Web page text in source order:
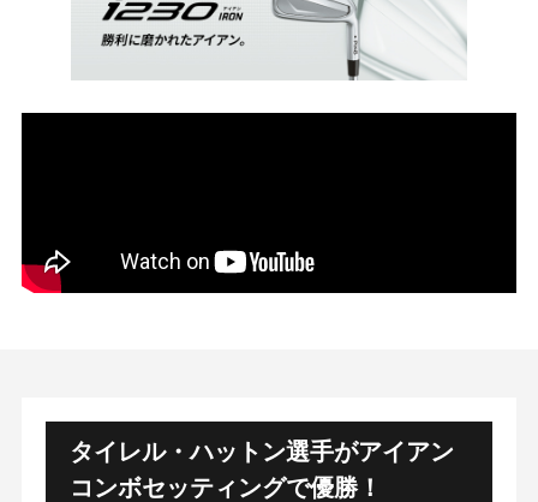
タイレル・ハットン選手がアイアン
コンボセッティングで優勝！